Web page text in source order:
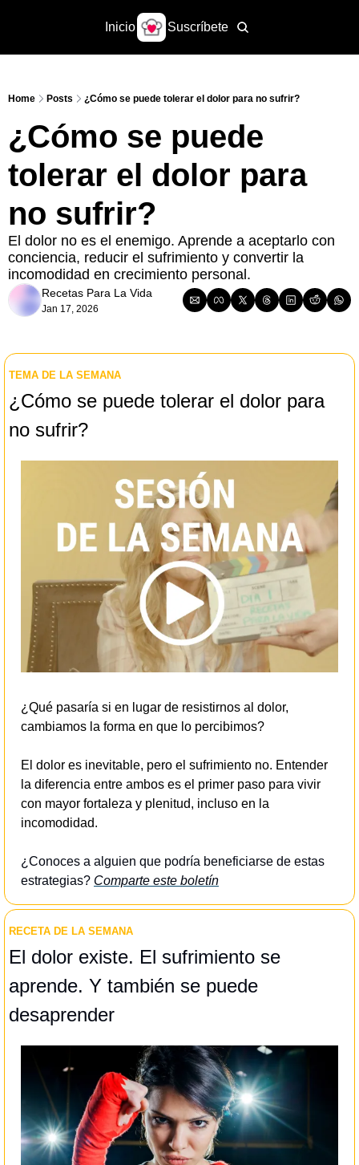
Inicio Suscríbete
Home Posts ¿Cómo se puede tolerar el dolor para no sufrir?
¿Cómo se puede
tolerar el dolor para
no sufrir?
El dolor no es el enemigo. Aprende a aceptarlo con
conciencia, reducir el sufrimiento y convertir la
incomodidad en crecimiento personal.
Recetas Para La Vida
Jan 17, 2026
TEMA DE LA SEMANA
¿Cómo se puede tolerar el dolor para
no sufrir?
¿Qué pasaría si en lugar de resistirnos al dolor,
cambiamos la forma en que lo percibimos?
El dolor es inevitable, pero el sufrimiento no. Entender
la diferencia entre ambos es el primer paso para vivir
con mayor fortaleza y plenitud, incluso en la
incomodidad.
¿Conoces a alguien que podría beneficiarse de estas
estrategias? Comparte este boletín
RECETA DE LA SEMANA
El dolor existe. El sufrimiento se
aprende. Y también se puede
desaprender